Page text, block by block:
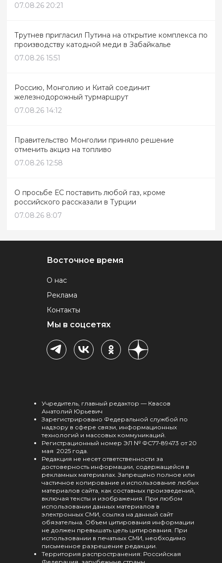
07.08.26 20:21
Трутнев пригласил Путина на открытие комплекса по
производству катодной меди в Забайкалье
07.08.26 15:51
Россию, Монголию и Китай соединит
железнодорожный турмаршрут
07.08.26 14:12
Правительство Монголии приняло решение
отменить акциз на топливо
07.08.26 12:58
О просьбе ЕС поставить любой газ, кроме
российского рассказали в Турции
07.08.26 8:07
Восточное время
О нас
Реклама
Контакты
Мы в соцсетях
Учредитель, главный редактор — Квасов
Анатолий Юрьевич
Зарегистрировано Федеральной службой по
надзору в сфере связи, информационных
технологий и массовых коммуникаций.
Регистрационный номер ЭЛ № ФС77-89473 от 20
мая 2025 года.
Редакция не несет ответственности за
достоверность информации, содержащейся в
рекламных материалах. Запрещено полное или
частичное копирование и использование любых
материалов сайта, как составных произведений,
включая тексты и изображения. При любом
использовании данных материалов в
электронных СМИ, ссылка на данный сайт
обязательна. Объем цитирования информации
не должен превышать цель цитирования. При
использовании в печатных СМИ, необходимо
письменное разрешение редакции.
Территория распространения: Российская